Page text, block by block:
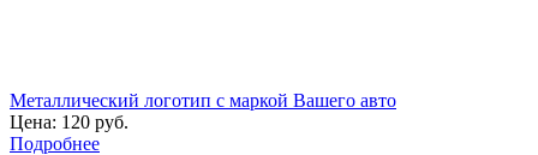
Металлический логотип с маркой Вашего авто
Цена: 120 руб.
Подробнее